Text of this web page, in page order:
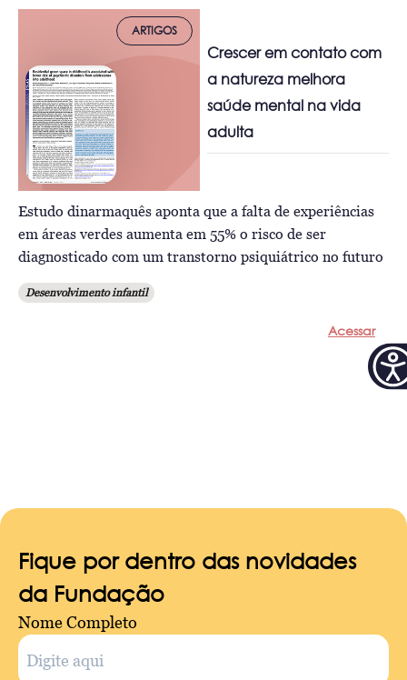
ARTIGOS
Crescer em contato com
a natureza melhora
saúde mental na vida
adulta
Estudo dinarmaquês aponta que a falta de experiências
em áreas verdes aumenta em 55% o risco de ser
diagnosticado com um transtorno psiquiátrico no futuro
Desenvolvimento infantil
Acessar
Fique por dentro das novidades
da Fundação
Nome Completo